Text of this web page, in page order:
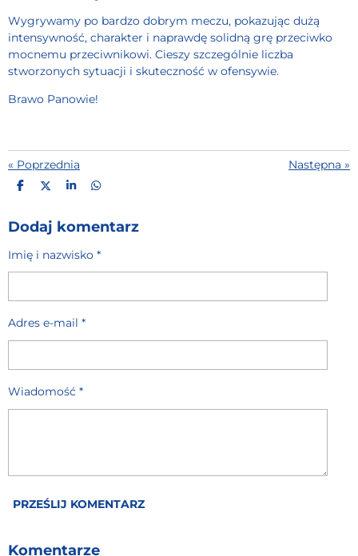
Wygrywamy po bardzo dobrym meczu, pokazując dużą
intensywność, charakter i naprawdę solidną grę przeciwko
mocnemu przeciwnikowi. Cieszy szczególnie liczba
stworzonych sytuacji i skuteczność w ofensywie.
Brawo Panowie!
« Poprzednia Następna »
U
S
T
P
U
S
T
P
U
S
T
P
U
S
T
P
Dodaj komentarz
Imię i nazwisko *
Adres e-mail *
Wiadomość *
PRZEŚLIJ KOMENTARZ
Komentarze